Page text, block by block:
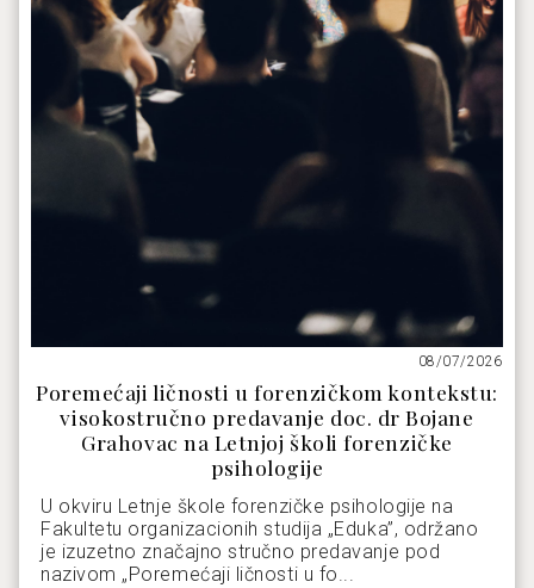
08/07/2026
Poremećaji ličnosti u forenzičkom kontekstu:
visokostručno predavanje doc. dr Bojane
Grahovac na Letnjoj školi forenzičke
psihologije
U okviru Letnje škole forenzičke psihologije na
Fakultetu organizacionih studija „Eduka”, održano
je izuzetno značajno stručno predavanje pod
nazivom „Poremećaji ličnosti u fo...